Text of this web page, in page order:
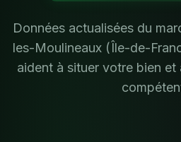
Données actualisées du
les-Moulineaux (Île-de-
aident à situer votre bien et